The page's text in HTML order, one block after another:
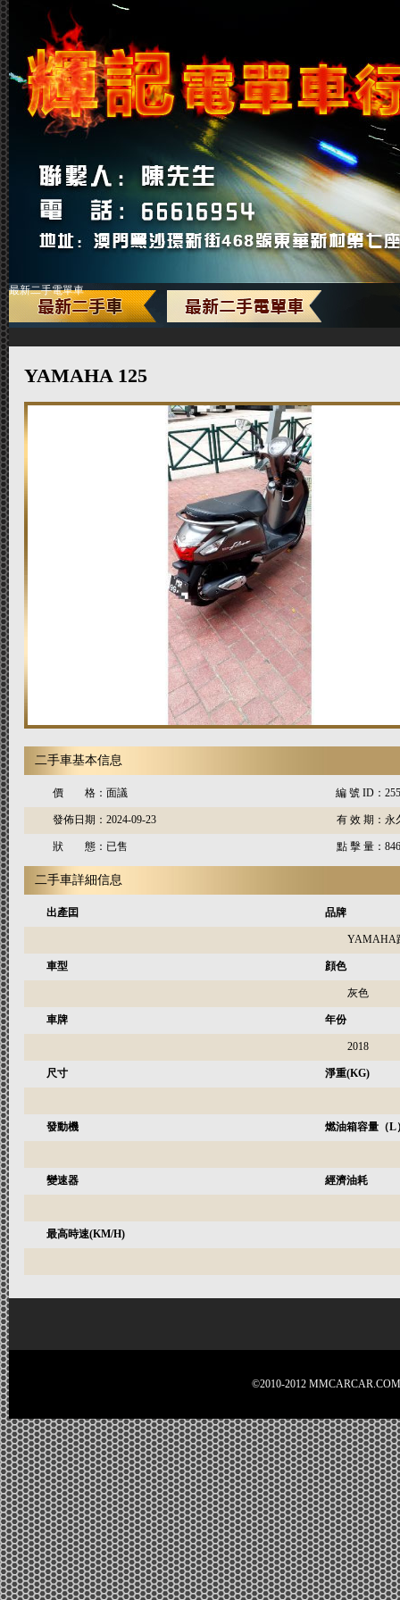
最新二手電單車
YAMAHA 125
二手車基本信息
價 格： 面議 編 號 ID：
發佈日期： 2024-09-23 有 效 期： 永
狀 態： 已售 點 擊 量： 846
二手車詳細信息
出產囯 品牌
YAMAHA
車型 顔色
灰色
車牌 年份
2018
尺寸 淨重(KG)
發動機 燃油箱容量（L
變速器 經濟油耗
最高時速(KM/H)
©2010-2012